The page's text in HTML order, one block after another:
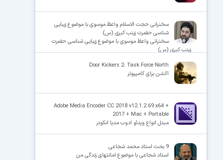
سخنرانی حجت الاسلام واعظ موسوی با موضوع زیبایی
شناسی حضرت زینب کبری (س)
سخنرانی واعظ موسوی با موضوع زیبایی شناسی حضرت
زینب کبری (س)
Door Kickers 2: Task Force North
اکشن برای کامپیوتر
Adobe Media Encoder CC 2018 v12.1.2.69 x64 +
2017 + Mac + Portable
مبدل انواع ویدئو ادوب مدیا انکودر
9 بحث استاد محمد شجاعی
استاد شجاعی با موضوع امانتهای زندگی من